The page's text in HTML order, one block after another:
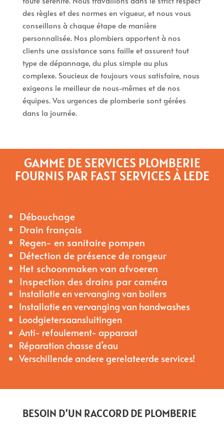
des règles et des normes en vigueur, et nous vous
conseillons à chaque étape de manière
personnalisée. Nos plombiers apportent à nos
clients une assistance sans faille et assurent tout
type de dépannage, du plus simple au plus
complexe. Soucieux de toujours vous satisfaire, nous
exigeons le meilleur de nous-mêmes et de nos
équipes. Vos urgences de plomberie sont gérées
dans la journée.
GAMME DE SERVICES PLOMBERIE
FOURNIS PAR FAST SERVICES À LEDE
Débouchage
Drain français
Regen- en sanitaire pompen
Détection de présence de rongeur
Het schoonmaken van afvoeren
Inspection des drains par caméra
Installatie en vervanging van boilers
Installatie en vervanging van handwashes
Loodgietersaansluitingen
Anti- refoulement- apparaat
Réparation chasse d’eau
Verschillende andere gerelateerde services!
BESOIN D’UN RACCORD DE PLOMBERIE